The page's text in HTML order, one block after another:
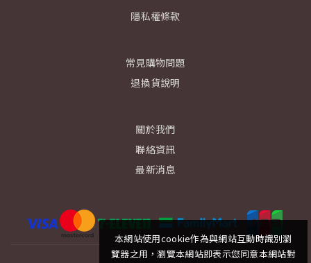
隱私權條款
常見購物問題
退換貨說明
關於我們
聯絡資訊
最新消息
本網站使用cookie作為與網站互動時識別瀏
覽器之用，瀏覽本網站即表示您同意本網站對